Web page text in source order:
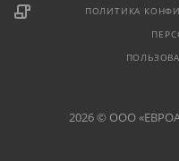
ПОЛИТИКА
2026 © ООО